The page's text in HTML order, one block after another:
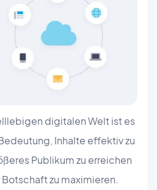
digitalen Welt ist es
Inhalte effektiv zu
Publikum zu erreichen
zu maximieren.